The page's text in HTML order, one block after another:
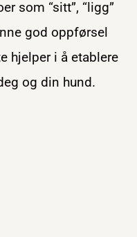
som “sitt”, “ligg”
god oppførsel
hjelper i å etablere
og din hund.